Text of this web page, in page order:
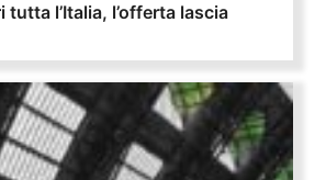
tutta l’Italia, l’offerta lascia